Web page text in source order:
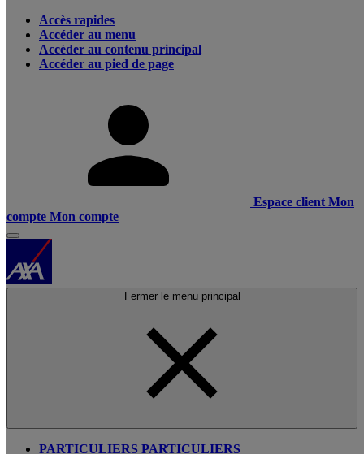
Accès rapides
Accéder au menu
Accéder au contenu principal
Accéder au pied de page
Espace client Mon
compte Mon compte
Fermer le menu principal
PARTICULIERS PARTICULIERS